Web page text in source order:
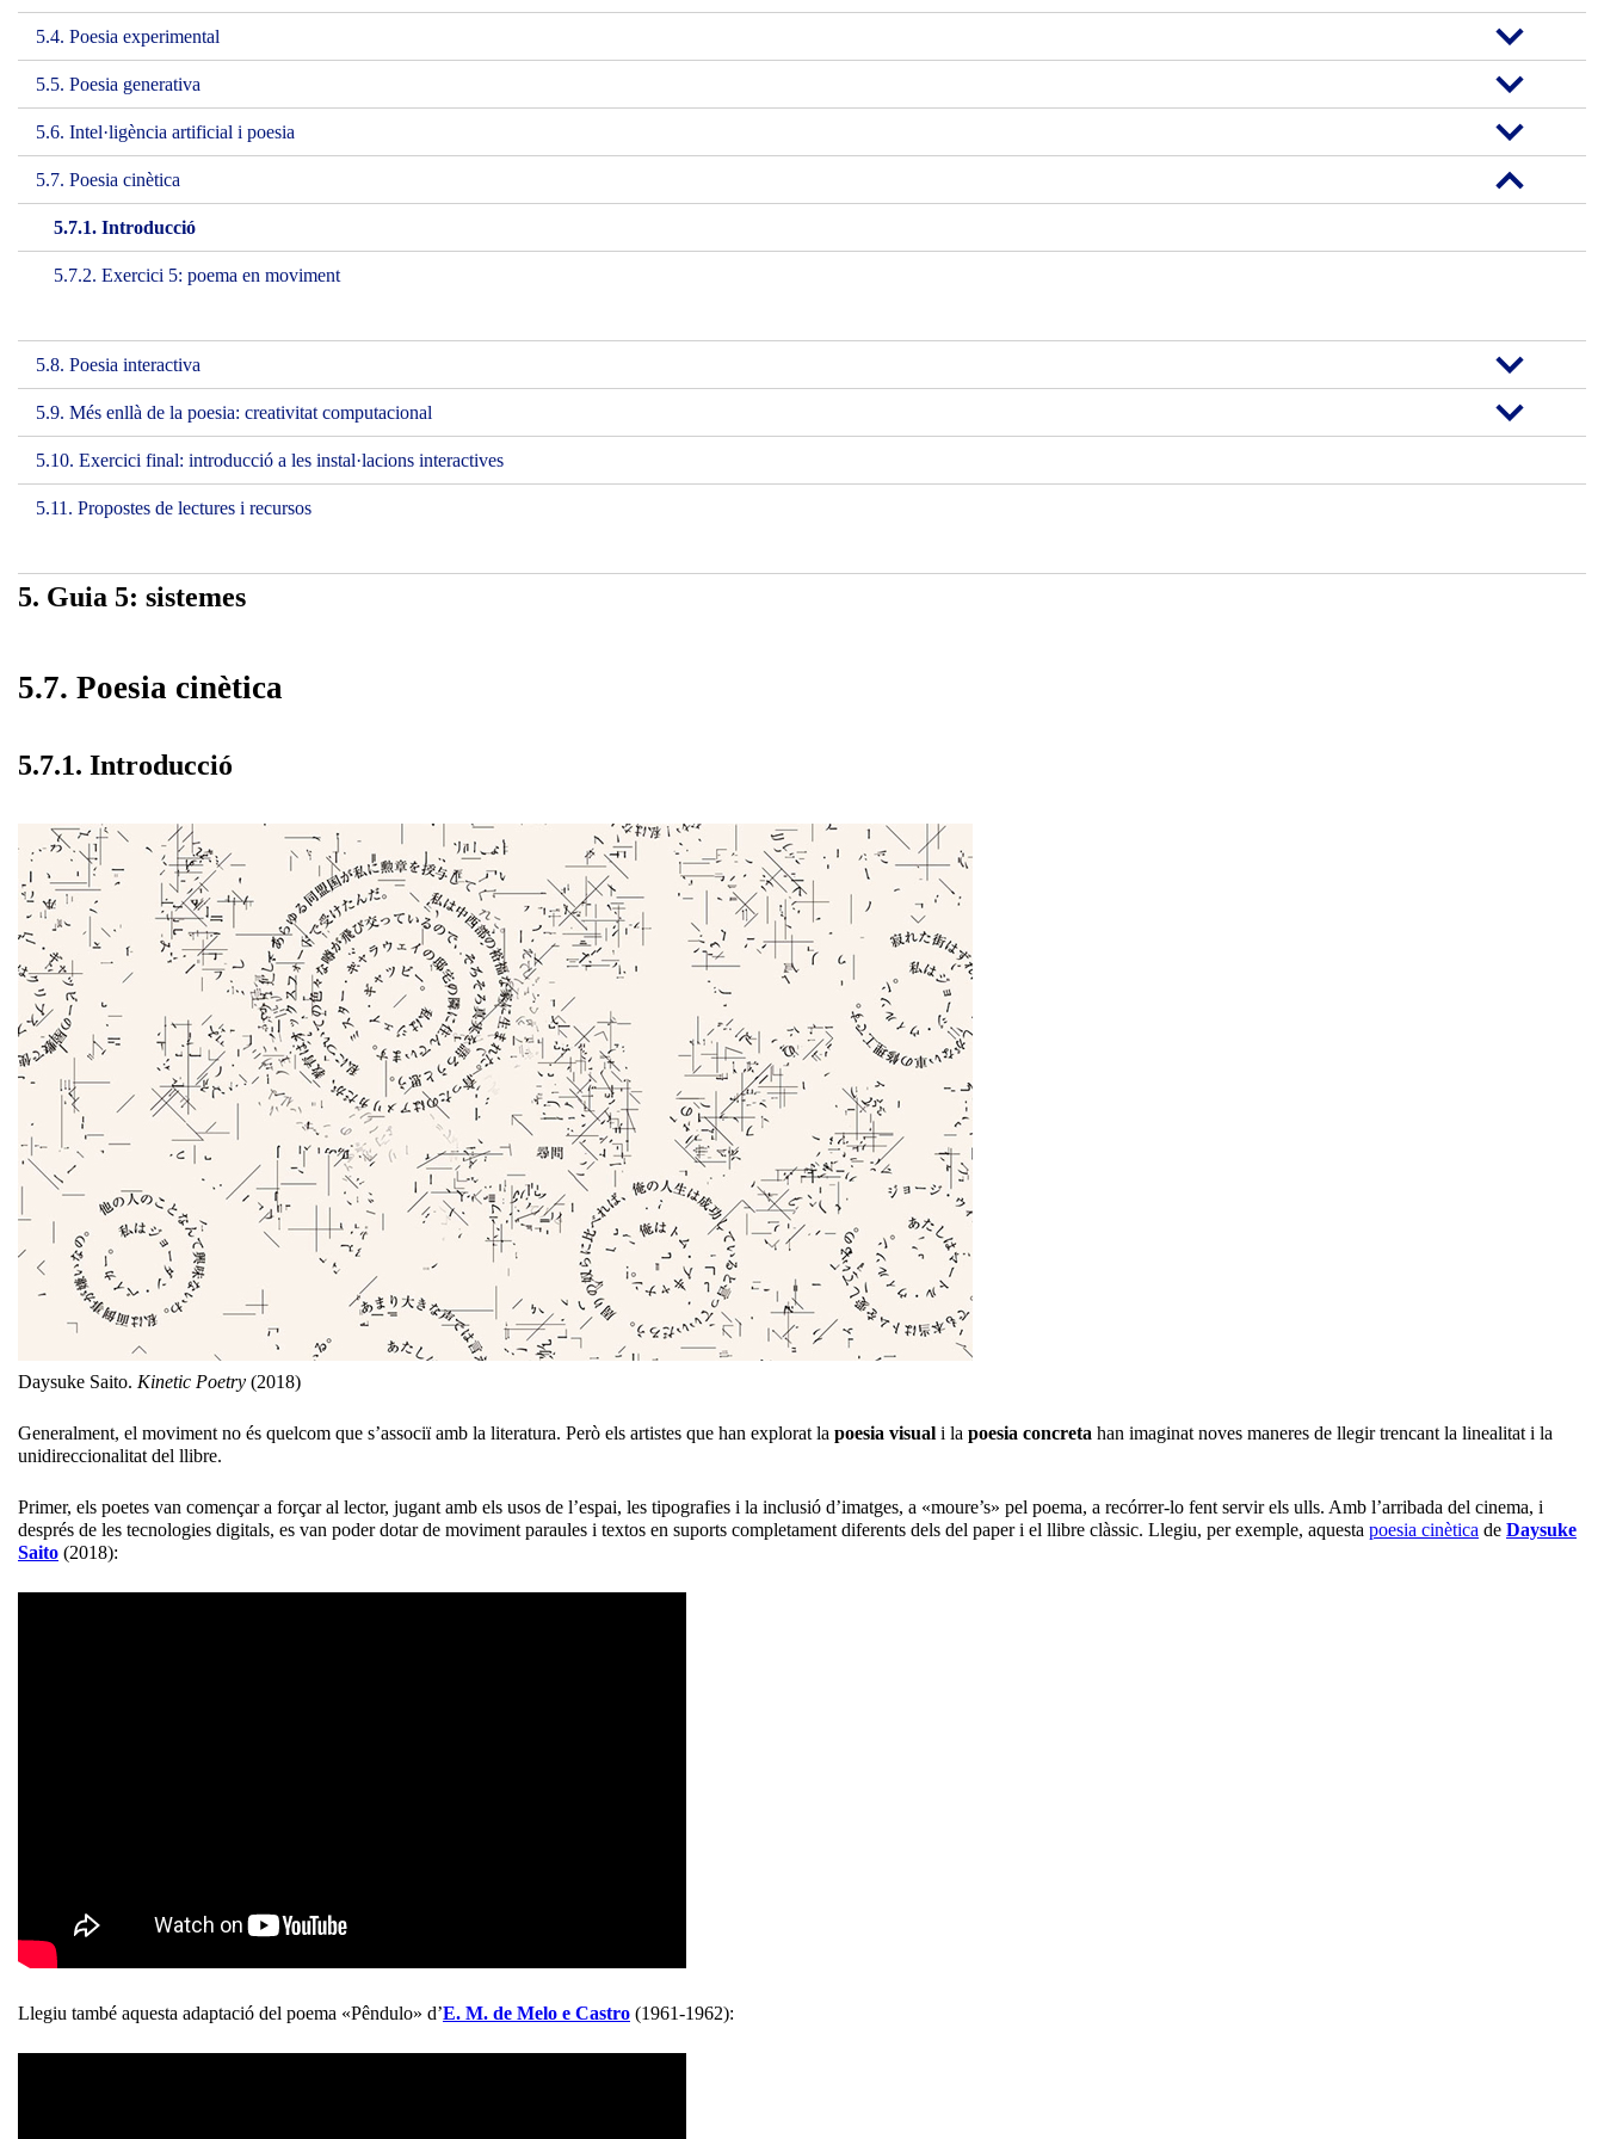
5.4. Poesia experimental
5.5. Poesia generativa
5.6. Intel·ligència artificial i poesia
5.7. Poesia cinètica
5.7.1. Introducció
5.7.2. Exercici 5: poema en moviment
5.8. Poesia interactiva
5.9. Més enllà de la poesia: creativitat computacional
5.10. Exercici final: introducció a les instal·lacions interactives
5.11. Propostes de lectures i recursos
5. Guia 5: sistemes
5.7. Poesia cinètica
5.7.1. Introducció
Daysuke Saito. Kinetic Poetry (2018)
Generalment, el moviment no és quelcom que s’associï amb la literatura. Però els artistes que han explorat la poesia visual i la poesia concreta han imaginat noves maneres de llegir trencant la linealitat i la
unidireccionalitat del llibre.
Primer, els poetes van començar a forçar al lector, jugant amb els usos de l’espai, les tipografies i la inclusió d’imatges, a «moure’s» pel poema, a recórrer-lo fent servir els ulls. Amb l’arribada del cinema, i
després de les tecnologies digitals, es van poder dotar de moviment paraules i textos en suports completament diferents dels del paper i el llibre clàssic. Llegiu, per exemple, aquesta poesia cinètica de Daysuke
Saito (2018):
Llegiu també aquesta adaptació del poema «Pêndulo» d’E. M. de Melo e Castro (1961-1962):